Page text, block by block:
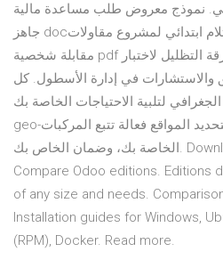
نموذج معروض طلب مساعدة مالية
جاهز docنموذج محضر استلام ابتدائي لمشروع مقاولات docنموذج
مقابلة شخصية pdf بالانجليزينموذج ورقة التظليل لاختبار
والاستشارات في إدارة الأسطول. كل
لتلبية الاحتياجات الخاصة بك!
geo-التتبع وشريك موثوق به لللتحديد المواقع فعالة تتبع المركبات
الخاصة بك، وضمان الخاص بك. Download. Try without installing.
Compare Odoo editions. Editions
of any size and needs.
Installation guides for Windows,
(RPM), Docker. Read more.